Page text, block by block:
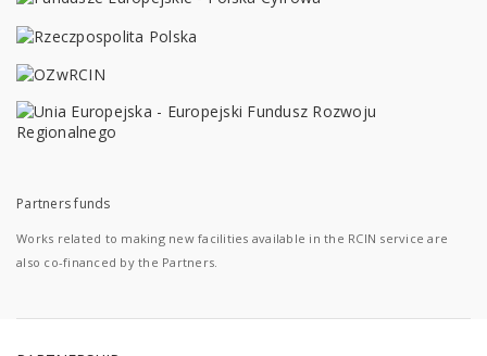
Partners funds
Works related to making new facilities available in the RCIN service are
also co-financed by the Partners.